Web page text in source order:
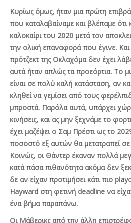
Κυρίως όμως, ήταν μια πρώτη
που καταλαβαίναμε και βλέπαμε
καλοκαίρι του 2020 μετά τον
την ολική επαναφορά που έγινε. Και
πρότζεκτ της Οκλαχόμα δεν έχει
αυτά ήταν απλώς τα προεόρτια. Το
είναι σε πολύ καλή κατάσταση, αν
κληθεί να γεμίσει από τους
μπροστά. Παρόλα αυτά, υπάρχει
κινήσεις, και ας μην ξεχνάμε το
έχει μαζέψει ο Σαμ Πρέστι ως το
ποσοστό εξ αυτών θα μετατραπεί
Κοινώς, οι Θάντερ έκαναν πολλά
κατά πάσα πιθανότητα ακόμα δεν
δε αν είχαν προτιμήσει κάτι πιο
Hayward στη φετινή deadline να
ένα βήμα παραπάνω.
Οι Μάβερικς από την άλλη